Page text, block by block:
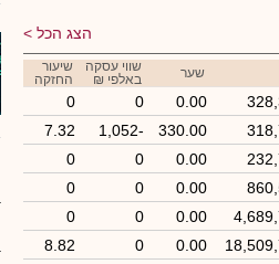
הצג הכל
שער
שווי עסקה
באלפי ₪
שיעור
החזקה
0.00
0
0
330.00
-1,052
7.32
0.00
0
0
0.00
0
0
0.00
0
0
0.00
0
8.82